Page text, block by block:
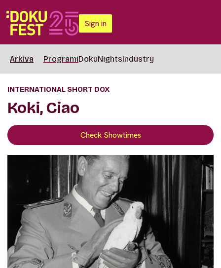
Sign in
Arkiva ProgramiDokuNightsIndustry
INTERNATIONAL SHORT DOX
Koki, Ciao
Check Showtimes